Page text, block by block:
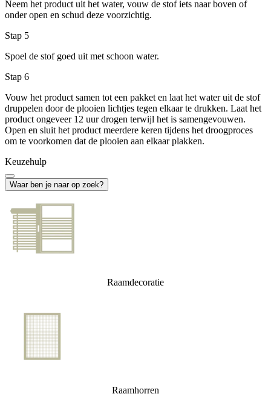
Neem het product uit het water, vouw de stof iets naar boven of
onder open en schud deze voorzichtig.
Stap 5
Spoel de stof goed uit met schoon water.
Stap 6
Vouw het product samen tot een pakket en laat het water uit de stof
druppelen door de plooien lichtjes tegen elkaar te drukken. Laat het
product ongeveer 12 uur drogen terwijl het is samengevouwen.
Open en sluit het product meerdere keren tijdens het droogproces
om te voorkomen dat de plooien aan elkaar plakken.
Keuzehulp
Waar ben je naar op zoek?
Raamdecoratie
Raamhorren